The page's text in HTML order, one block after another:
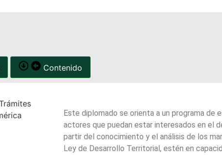
Contenido
Este diplomado se orienta a un programa de
actores que puedan estar interesados en el
partir del conocimiento y el análisis de los
Ley de Desarrollo Territorial, estén en